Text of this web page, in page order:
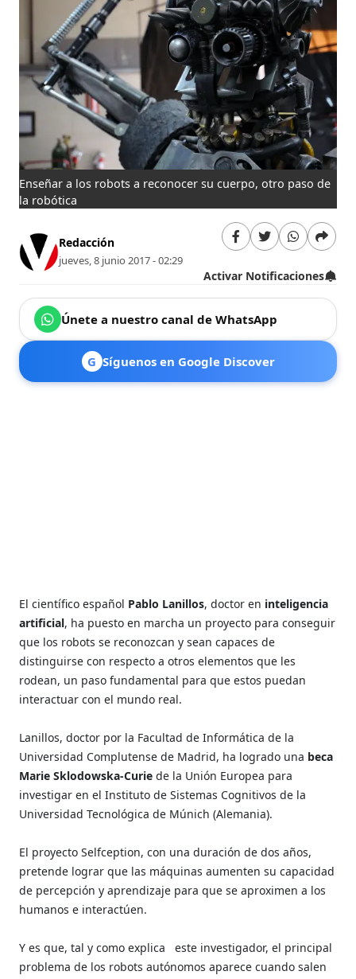
Enseñar a los robots a reconocer su cuerpo, otro paso de
la robótica
Redacción
jueves, 8 junio 2017 - 02:29
Activar Notificaciones
Únete a nuestro canal de WhatsApp
G Síguenos en Google Discover
El científico español Pablo Lanillos, doctor en inteligencia
artificial, ha puesto en marcha un proyecto para conseguir
que los robots se reconozcan y sean capaces de
distinguirse con respecto a otros elementos que les
rodean, un paso fundamental para que estos puedan
interactuar con el mundo real.
Lanillos, doctor por la Facultad de Informática de la
Universidad Complutense de Madrid, ha logrado una beca
Marie Sklodowska-Curie de la Unión Europea para
investigar en el Instituto de Sistemas Cognitivos de la
Universidad Tecnológica de Múnich (Alemania).
El proyecto Selfception, con una duración de dos años,
pretende lograr que las máquinas aumenten su capacidad
de percepción y aprendizaje para que se aproximen a los
humanos e interactúen.
Y es que, tal y como explica este investigador, el principal
problema de los robots autónomos aparece cuando salen